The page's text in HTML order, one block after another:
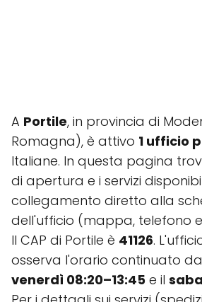
A Portile, in provincia di
Romagna), è attivo 1 ufficio
Italiane. In questa pagina
di apertura e i servizi
collegamento diretto alla
dell'ufficio (mappa, telefono
Il CAP di Portile è 41126.
osserva l'orario continuato
venerdì 08:20–13:45 e il